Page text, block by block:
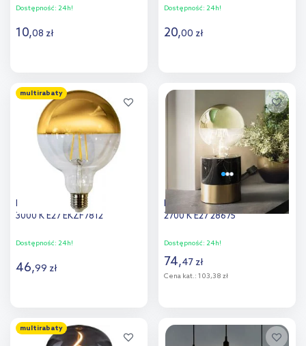
Dostępność: 24h!
10,08 zł
Dodaj do
porównania
Dostępność: 24h!
20,00 zł
porównania
multirabaty
Milagro żarówka LED 1x7 W
3000 K E27 EKZF7812
Dostępność: 24h!
46,99 zł
Dodaj do
Paulmann żarówka 1x6,5 W
2700 K E27 28675
Dostępność: 24h!
74,47 zł
Cena kat.: 103,38 zł
Dodaj do
multirabaty